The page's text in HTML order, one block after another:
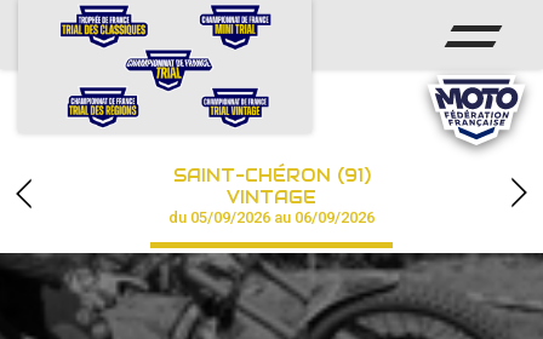
ACCUEIL
CALENDRIER
CHAMPIONNAT
RÉSULTATS
PHOTOS / VIDÉOS
SAINT-CHÉRON (91)
VINTAGE
du 05/09/2026 au 06/09/2026